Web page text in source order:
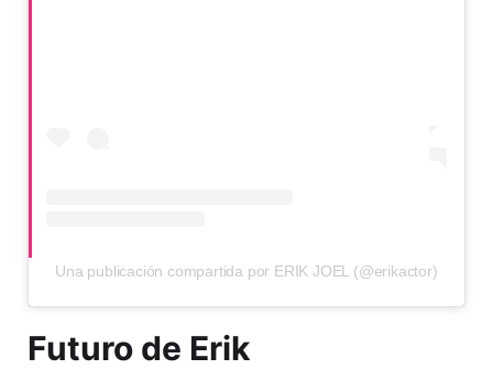
Una publicación compartida por ERIK JOEL (@erikactor)
Futuro de Erik